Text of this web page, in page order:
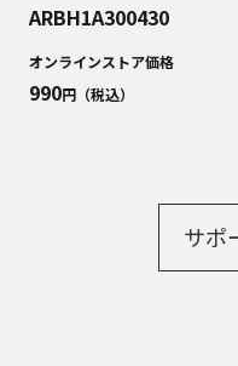
ARBH1A300430
オンラインストア価格
990円（税込）
サポ